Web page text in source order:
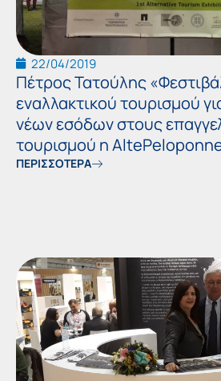
22/04/2019
Πέτρος Τατούλης
εναλλακτικού τουρισμού
νέων εσόδων στους
τουρισμού η
ΠΕΡΙΣΣΟΤΕΡΑ